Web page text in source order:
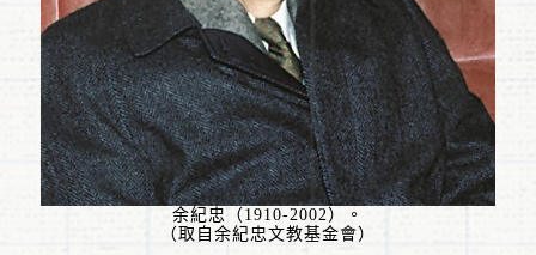
余紀忠（ 1910-2002）。
（取自余紀忠文教基金會）